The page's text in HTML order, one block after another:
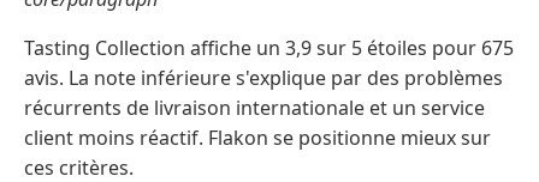
Tasting Collection affiche un 3,9 sur 5 étoiles pour 675
avis. La note inférieure s'explique par des problèmes
récurrents de livraison internationale et un service
client moins réactif. Flakon se positionne mieux sur
ces critères.